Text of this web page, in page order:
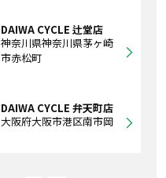
DAIWA CYCLE 辻堂店
神奈川県神奈川県茅ヶ崎
市赤松町
DAIWA CYCLE 弁天町店
大阪府大阪市港区南市岡